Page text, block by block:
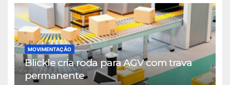
MOVIMENTAÇÃO
Blickle cria roda para AGV com trava
permanente